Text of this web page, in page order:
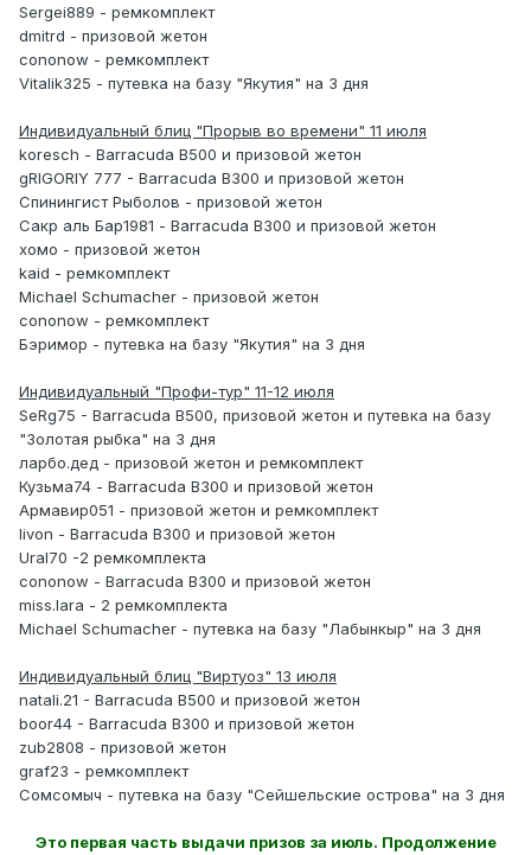
Sergei889 - ремкомплект
dmitrd - призовой жетон
cononow - ремкомплект
Vitalik325 - путевка на базу "Якутия" на 3 дня
Индивидуальный блиц "Прорыв во времени" 11 июля
koresch - Barracuda B500 и призовой жетон
gRIGORIY 777 - Barracuda B300 и призовой жетон
Спинингист Рыболов - призовой жетон
Сакр аль Бар1981 - Barracuda B300 и призовой жетон
хомо - призовой жетон
kaid - ремкомплект
Michael Schumacher - призовой жетон
cononow - ремкомплект
Бэримор - путевка на базу "Якутия" на 3 дня
Индивидуальный "Профи-тур" 11-12 июля
SeRg75 - Barracuda B500, призовой жетон и путевка на базу
"Золотая рыбка" на 3 дня
ларбо.дед - призовой жетон и ремкомплект
Кузьма74 - Barracuda B300 и призовой жетон
Армавир051 - призовой жетон и ремкомплект
livon - Barracuda B300 и призовой жетон
Ural70 -2 ремкомплекта
cononow - Barracuda B300 и призовой жетон
miss.lara - 2 ремкомплекта
Michael Schumacher - путевка на базу "Лабынкыр" на 3 дня
Индивидуальный блиц "Виртуоз" 13 июля
natali.21 - Barracuda B500 и призовой жетон
boor44 - Barracuda B300 и призовой жетон
zub2808 - призовой жетон
graf23 - ремкомплект
Сомсомыч - путевка на базу "Сейшельские острова" на 3 дня
Это первая часть выдачи призов за июль. Продолжение